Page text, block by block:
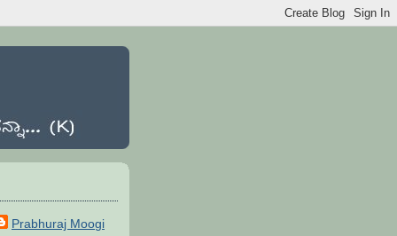
Prabhuraj Moogi